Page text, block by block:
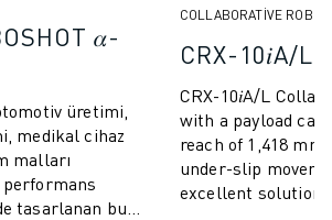
𝛼-
üretimi,
medikal cihaz
malları
tasarlanan bu
COLLABORATIVE
CRX-10𝑖A/L
CRX-10𝑖A/L
with a payload
reach of 1,418
under-slip
excellent solution